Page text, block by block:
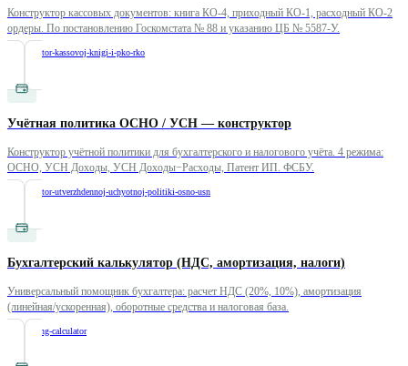
Конструктор кассовых документов: книга КО-4, приходный КО-1, расходный КО-2
ордеры. По постановлению Госкомстата № 88 и указанию ЦБ № 5587-У.
konstruktor-kassovoj-knigi-i-pko-rko
Учётная политика ОСНО / УСН — конструктор
Конструктор учётной политики для бухгалтерского и налогового учёта. 4 режима:
ОСНО, УСН Доходы, УСН Доходы−Расходы, Патент ИП. ФСБУ.
konstruktor-utverzhdennoj-uchyotnoj-politiki-osno-usn
Бухгалтерский калькулятор (НДС, амортизация, налоги)
Универсальный помощник бухгалтера: расчет НДС (20%, 10%), амортизация
(линейная/ускоренная), оборотные средства и налоговая база.
accounting-calculator